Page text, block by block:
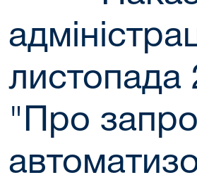
"Про